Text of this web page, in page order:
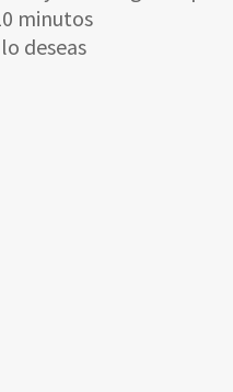
minutos
deseas